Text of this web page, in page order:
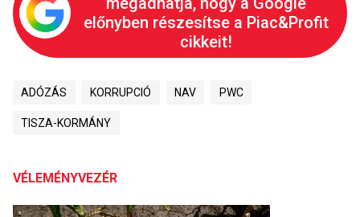
előnyben részesítse a Piac&Profit
cikkeit!
ADÓZÁS KORRUPCIÓ NAV PWC
TISZA-KORMÁNY
VÉLEMÉNYVEZÉR